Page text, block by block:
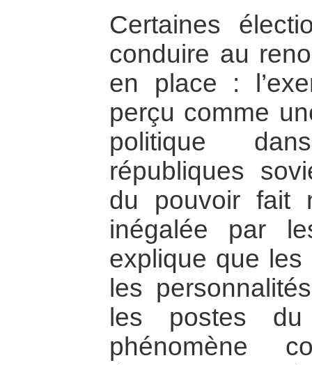
Certaines
conduire au
en place :
perçu comme
politique
républiques
du pouvoir fait
inégalée par
explique que
les
les postes
phénomène